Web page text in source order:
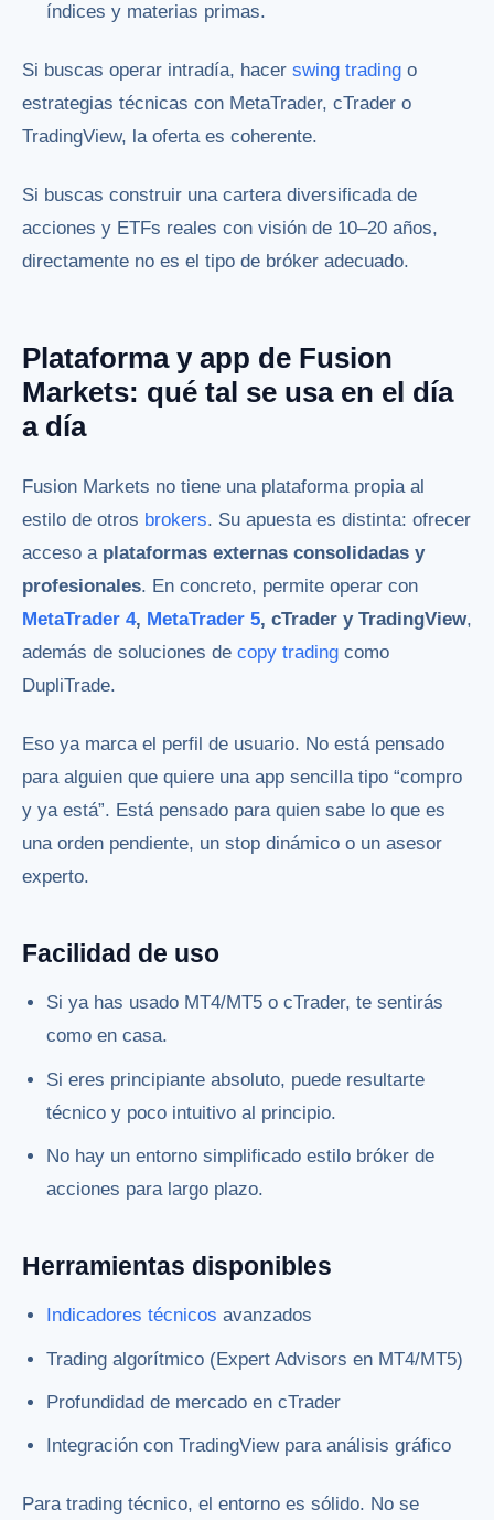
índices y materias primas.
Si buscas operar intradía, hacer swing trading o
estrategias técnicas con MetaTrader, cTrader o
TradingView, la oferta es coherente.
Si buscas construir una cartera diversificada de
acciones y ETFs reales con visión de 10–20 años,
directamente no es el tipo de bróker adecuado.
Plataforma y app de Fusion
Markets: qué tal se usa en el día
a día
Fusion Markets no tiene una plataforma propia al
estilo de otros brokers. Su apuesta es distinta: ofrecer
acceso a plataformas externas consolidadas y
profesionales. En concreto, permite operar con
MetaTrader 4, MetaTrader 5, cTrader y TradingView,
además de soluciones de copy trading como
DupliTrade.
Eso ya marca el perfil de usuario. No está pensado
para alguien que quiere una app sencilla tipo “compro
y ya está”. Está pensado para quien sabe lo que es
una orden pendiente, un stop dinámico o un asesor
experto.
Facilidad de uso
Si ya has usado MT4/MT5 o cTrader, te sentirás
como en casa.
Si eres principiante absoluto, puede resultarte
técnico y poco intuitivo al principio.
No hay un entorno simplificado estilo bróker de
acciones para largo plazo.
Herramientas disponibles
Indicadores técnicos avanzados
Trading algorítmico (Expert Advisors en MT4/MT5)
Profundidad de mercado en cTrader
Integración con TradingView para análisis gráfico
Para trading técnico, el entorno es sólido. No se